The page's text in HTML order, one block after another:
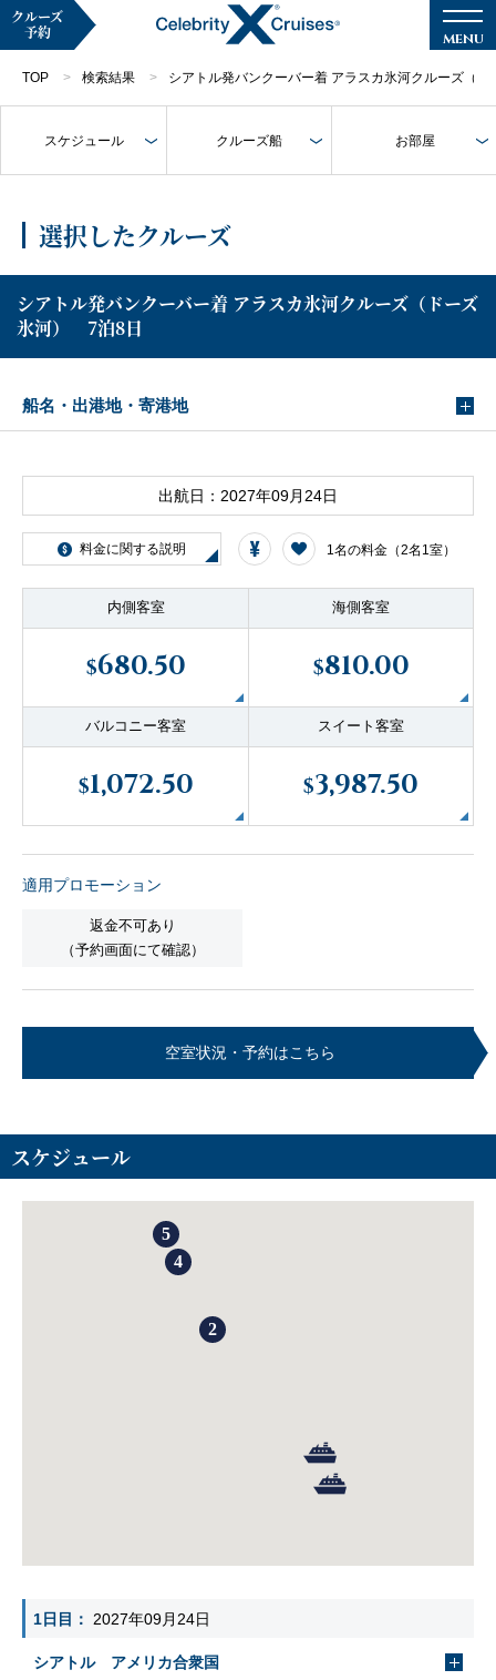
クルーズ検索
キャンペーン・特集
クルーズの楽しみ方
客船のご案内
寄港地ガイド
トピックス パンフレット
セレブリティクルーズの世
界
クルーズ
予約
TOP 検索結果 シアトル発バンクーバー着 アラスカ氷河クルーズ（
スケジュール クルーズ船 お部屋
選択したクルーズ
シアトル発バンクーバー着 アラスカ氷河クルーズ（ドーズ
氷河） 7泊8日
船名・出港地・寄港地
出航日：2027年09月24日
料金に関する説明 1名の料金（2名1室）
内側客室
$680.50
海側客室
$810.00
バルコニー客室
$1,072.50
スイート客室
$3,987.50
適用プロモーション
返金不可あり
（予約画面にて確認）
空室状況・予約はこちら
スケジュール
2
4
5
1日目 2027年09月24日
シアトル アメリカ合衆国